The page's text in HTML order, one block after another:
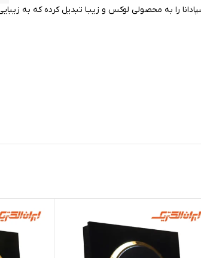
را به محصولی لوکس و زیبـا تبدیل کرده که به